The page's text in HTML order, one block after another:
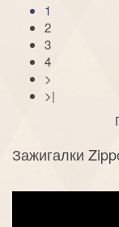
1
2
3
4
>
>|
Зажигалки